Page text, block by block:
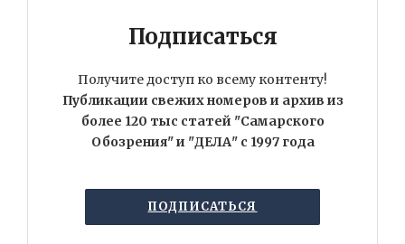
Подписаться
Получите доступ ко всему контенту!
Публикации свежих номеров и архив из
более 120 тыс статей "Самарского
Обозрения" и "ДЕЛА" с 1997 года
ПОДПИСАТЬСЯ